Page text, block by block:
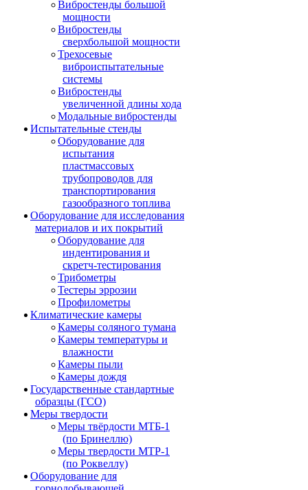
Вибростенды большой
мощности
Вибростенды
сверхбольшой мощности
Трехосевые
виброиспытательные
системы
Вибростенды
увеличенной длины хода
Модальные вибростенды
Испытательные стенды
Оборудование для
испытания
пластмассовых
трубопроводов для
транспортирования
газообразного топлива
Оборудование для исследования
материалов и их покрытий
Оборудование для
индентирования и
скретч-тестирования
Трибометры
Тестеры эррозии
Профилометры
Климатические камеры
Камеры соляного тумана
Камеры температуры и
влажности
Камеры пыли
Камеры дождя
Государственные стандартные
образцы (ГСО)
Меры твердости
Меры твёрдости МТБ-1
(по Бринеллю)
Меры твердости МТР-1
(по Роквеллу)
Оборудование для